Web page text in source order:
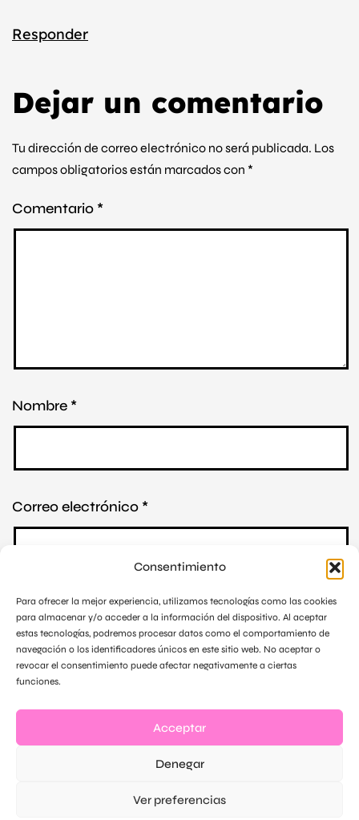
Consentimiento
Para ofrecer la mejor experiencia, utilizamos tecnologías como las cookies
para almacenar y/o acceder a la información del dispositivo. Al aceptar
estas tecnologías, podremos procesar datos como el comportamiento de
navegación o los identificadores únicos en este sitio web. No aceptar o
revocar el consentimiento puede afectar negativamente a ciertas
funciones.
Acceptar
Denegar
Ver preferencias
Responder
Dejar un comentario
Tu dirección de correo electrónico no será publicada. Los
campos obligatorios están marcados con *
Comentario *
Nombre *
Correo electrónico *
Web
Guarda mi nombre, correo electrónico y web en este
navegador para la próxima vez que comente.